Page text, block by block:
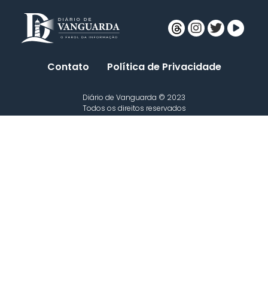
Contato Política de Privacidade
Diário de Vanguarda © 2023
Todos os direitos reservados